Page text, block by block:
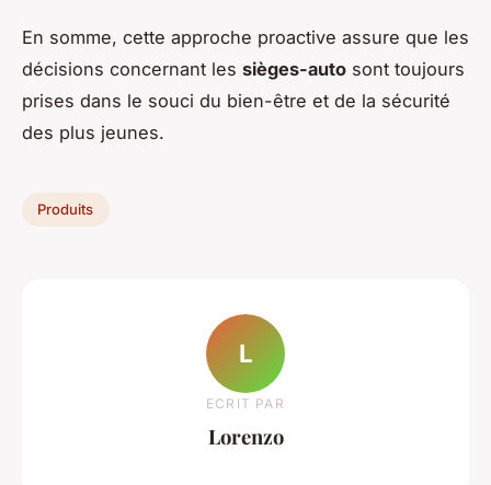
En somme, cette approche proactive assure que les
décisions concernant les sièges-auto sont toujours
prises dans le souci du bien-être et de la sécurité
des plus jeunes.
Produits
L
ECRIT PAR
Lorenzo